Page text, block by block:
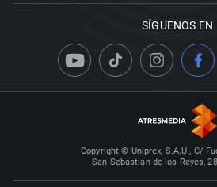
SÍGUENOS EN
Copyright © Uniprex, S.A.U., C/
San Sebastián de los Reyes,